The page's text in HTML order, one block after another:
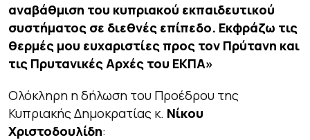
αναβάθμιση του κυπριακού εκπαιδευτικού
συστήματος σε διεθνές επίπεδο. Εκφράζω τις
θερμές μου ευχαριστίες προς τον Πρύτανη και
τις Πρυτανικές Αρχές του ΕΚΠΑ»
Ολόκληρη η δήλωση του Προέδρου της
Κυπριακής Δημοκρατίας κ. Νίκου
Χριστοδουλίδη: